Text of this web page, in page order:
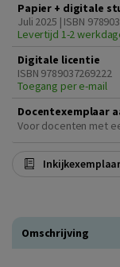
Papier + digitale
Juli 2025 | ISBN
Levertijd 1-2
Digitale licentie
ISBN 9789037269222
Toegang per e-mail
Docentexemplaar
Voor docenten met
Inkijkexemplaar
Omschrijving